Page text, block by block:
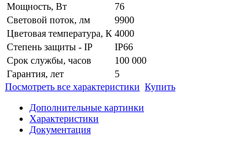
Мощность, Вт
76
Световой поток, лм
9900
Цветовая температура, К 4000
Степень защиты - IP
IP66
Срок службы, часов
100 000
Гарантия, лет
5
Посмотреть все характеристики Купить
Дополнительные картинки
Характеристики
Документация